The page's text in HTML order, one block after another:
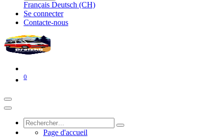
Français Deutsch (CH)
Se connecter
Contacte-nous
0
Page d'accueil